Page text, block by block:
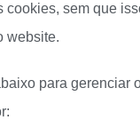
cookies, sem que
website.
para gerenciar